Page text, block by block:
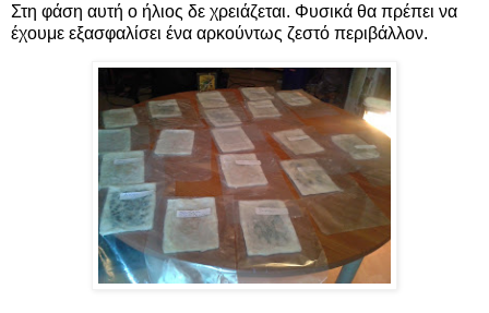
Στη φάση αυτή ο ήλιος δε χρειάζεται. Φυσικά θα πρέπει να
έχουμε εξασφαλίσει ένα αρκούντως ζεστό περιβάλλον.